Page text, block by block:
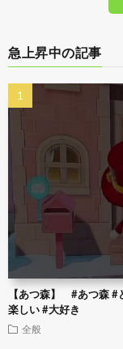
急上昇中の記事
【あつ森】 #あつ森
楽しい #大好き
全般